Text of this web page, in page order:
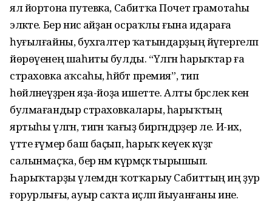
ял йортона путевка, Сабитҡа Почет грамотаһы
эләкте. Бер нисә айҙан осраҡлы ғына идараға
һуғылғайны, бухгалтер ҡатындарҙың йүгергеләп
йөрөүенең шаһиты булды. “Үлгән һарыҡтар ға
страховка аҡсаһы, һәйбәт премия”, тип
һөйләнеүҙәрен яҙа-йоҙа ишетте. Алты бәрәслек кенә
булмағандыр страховкалары, һарыҡтың
яртыһы үлгән, тигән ҡағыҙ биргәндәрҙер әле. И-их,
үтте ғүмер баш баҫып, һарыҡ кеүек күҙгә
салынмаҫҡа, бер нәмә күрмәҫкә тырышып.
Һарыҡтарҙы үлемдән ҡотҡарыу Сабиттың иң ҙур
ғорурлығы, ауыр саҡта иҫләп йыуанғаны ине.